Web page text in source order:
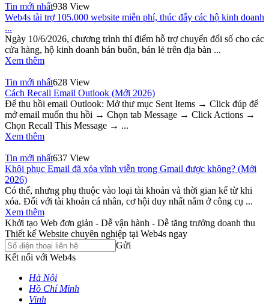
Tin mới nhất938 View
Web4s tài trợ 105.000 website miễn phí, thúc đẩy các hộ kinh doanh
...
Ngày 10/6/2026, chương trình thí điểm hỗ trợ chuyển đổi số cho các
cửa hàng, hộ kinh doanh bán buôn, bán lẻ trên địa bàn ...
Xem thêm
Tin mới nhất628 View
Cách Recall Email Outlook (Mới 2026)
Để thu hồi email Outlook: Mở thư mục Sent Items → Click đúp để
mở email muốn thu hồi → Chọn tab Message → Click Actions →
Chọn Recall This Message → ...
Xem thêm
Tin mới nhất637 View
Khôi phục Email đã xóa vĩnh viễn trong Gmail được không? (Mới
2026)
Có thể, nhưng phụ thuộc vào loại tài khoản và thời gian kể từ khi
xóa. Đối với tài khoản cá nhân, cơ hội duy nhất nằm ở công cụ ...
Xem thêm
Khởi tạo Web đơn giản - Dễ vận hành - Dễ tăng trưởng doanh thu
Thiết kế Website chuyên nghiệp tại Web4s ngay
Gửi
Kết nối với Web4s
Hà Nội
Hồ Chí Minh
Vinh